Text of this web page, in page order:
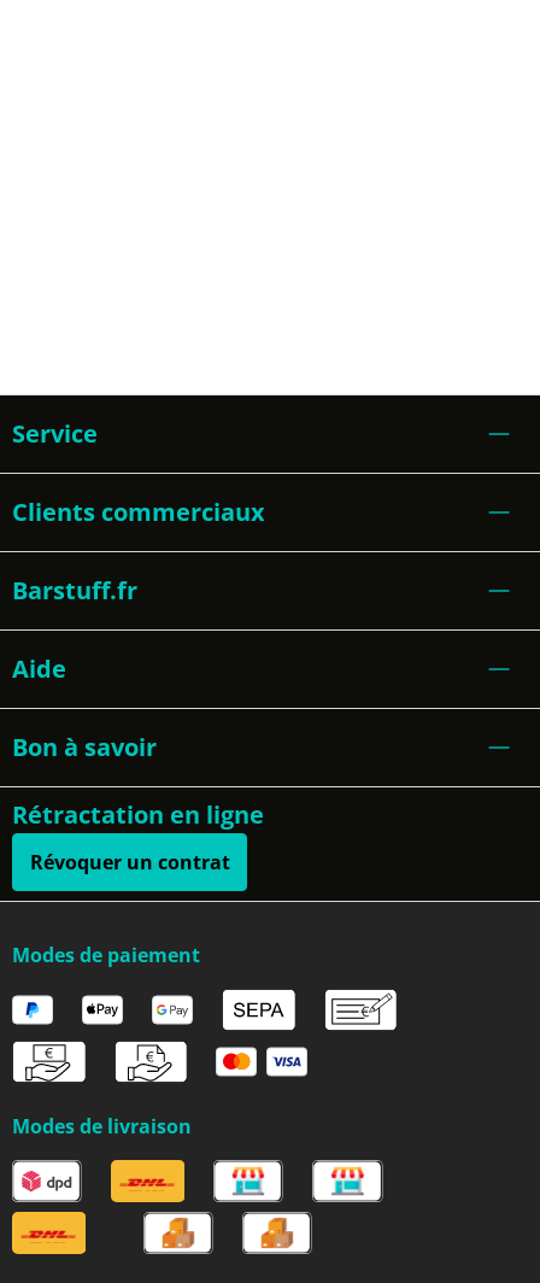
Service
Clients commerciaux
Barstuff.fr
Aide
Bon à savoir
Rétractation en ligne
Révoquer un contrat
Modes de paiement
Modes de livraison